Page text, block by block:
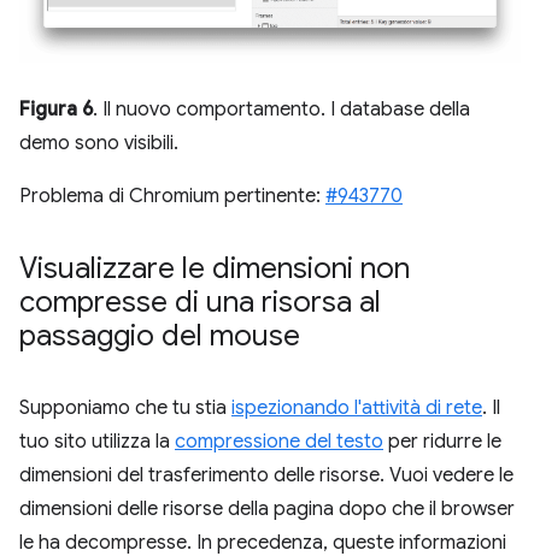
Figura 6. Il nuovo comportamento. I database della
demo sono visibili.
Problema di Chromium pertinente: #943770
Visualizzare le dimensioni non
compresse di una risorsa al
passaggio del mouse
Supponiamo che tu stia ispezionando l'attività di rete. Il
tuo sito utilizza la compressione del testo per ridurre le
dimensioni del trasferimento delle risorse. Vuoi vedere le
dimensioni delle risorse della pagina dopo che il browser
le ha decompresse. In precedenza, queste informazioni